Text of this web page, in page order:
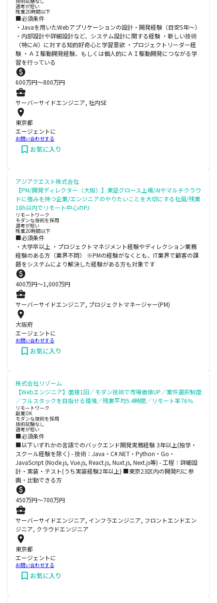
選考が短い
残業20時間以下
■必須条件
・Javaを用いたWebアプリケーションの設計・開発経験（目安5年〜）
・内部設計や詳細設計など、システム設計に関する経験 ・新しい技術
（特にAI）に対する知的好奇心と学習意欲 ・プロジェクトリーダー経
験 ・ＡＩ駆動開発経験、もしくは個人的にＡＩ駆動開発につながる学
習を行っている
600万円〜800万円
サーバーサイドエンジニア, 社内SE
東京都
エージェントに
お問い合わせする
お気に入り
アジアクエスト株式会社
【PM/開発ディレクター（大阪）】東証グロース上場/AIやマルチクラウ
ドに強みを持つ企業/エンジニアのやりたいことを大切にする社風/残業
18h以内でリモート中心のPJ
リモートワーク
モダンな技術を採用
選考が短い
残業20時間以下
■必須条件
・大学卒以上 ・プロジェクトマネジメント経験やディレクション業務
経験のある方（業界不問） ※PMの経験がなくとも、IT業界で顧客の課
題をシステムにより解決した経験がある方も対象です
400万円〜1,000万円
サーバーサイドエンジニア, プロジェクトマネージャー(PM)
大阪府
エージェントに
お問い合わせする
お気に入り
株式会社リゾーム
【Webエンジニア】面接1回／モダン技術で市場価値UP／案件選択制度
／フルスタックを目指せる環境／残業平均5.4時間／リモート率76％
リモートワーク
副業OK
モダンな技術を採用
技術試験なし
選考が短い
■必須条件
■以下いずれかの言語でのバックエンド開発実務経験 3年以上(独学・
スクール経験を除く) - 技術：Java・C#.NET・Python・Go・
JavaScript (Node.js, Vue.js, React.js, Nuxt.js, Next.js等) - 工程：詳細設
計・実装・テスト(うち実装経験2年以上) ■東京23区内の開発PJに参
画・出勤できる方
450万円〜700万円
サーバーサイドエンジニア, インフラエンジニア, フロントエンドエン
ジニア, クラウドエンジニア
東京都
エージェントに
お問い合わせする
お気に入り